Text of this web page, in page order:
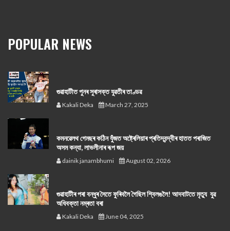
POPULAR NEWS
গুৱাহাটীত পুনৰ সুৰাসক্ত যুৱতীৰ তাণ্ডৱ
Kakali Deka March 27, 2025
কমনৱেলথ গেমছৰ কঠিন যুঁজত অষ্ট্ৰেলিয়াৰ প্ৰতিদ্বন্দ্বীৰ হাতত পৰাজিত
অসম কন্যা, লাভলীনাৰ ৰূপ জয়
dainik janambhumi August 02, 2026
গুৱাহাটীৰ পৰা বন্ধুৰ সৈতে ফুৰিবলৈ গৈছিল শ্বিলঙলৈ! আদবাটতে মৃত্যু যুৱ
অধিবক্তা নম্ৰতা বৰা
Kakali Deka June 04, 2025